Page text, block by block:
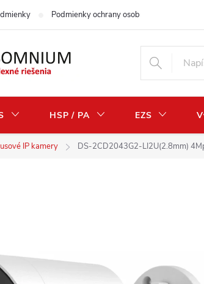
Podmienky ochrany osobných údajov
HSP / PA EZS
IP kamery DS-2CD2043G2-LI2U(2.8mm)